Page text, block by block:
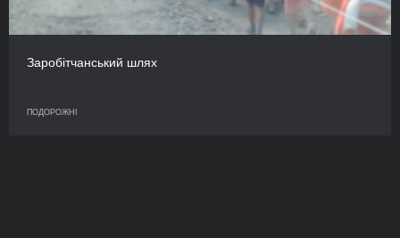
Заробітчанський шлях
ПОДОРОЖНІ